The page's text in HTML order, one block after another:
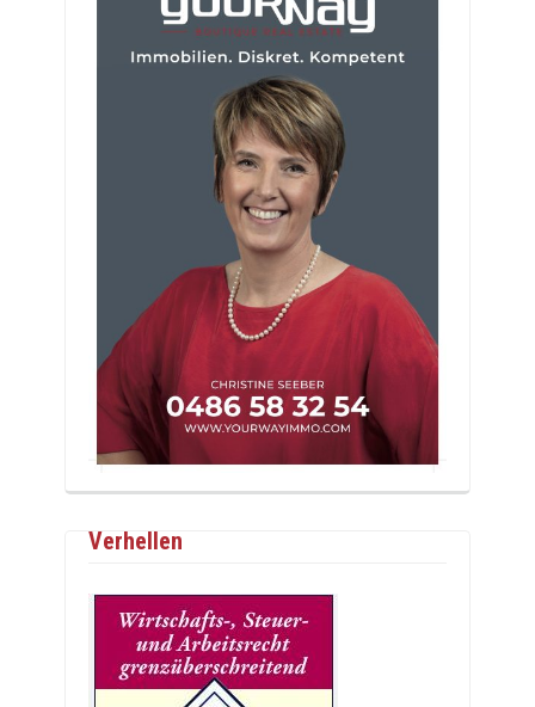
Verhellen